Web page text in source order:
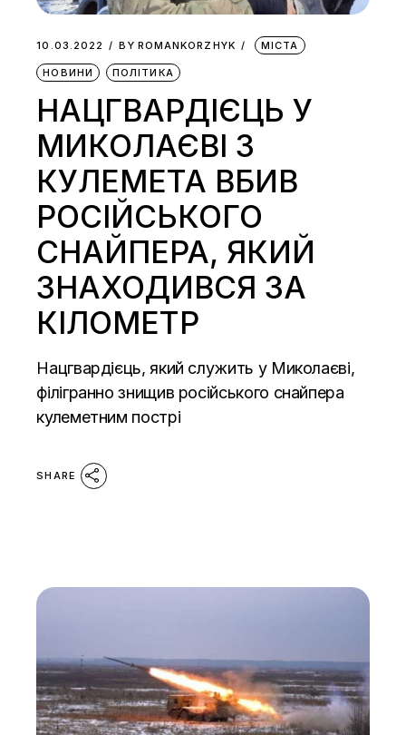
10.03.2022 BY ROMANKORZHYK МІСТА
НОВИНИ ПОЛІТИКА
НАЦГВАРДІЄЦЬ У
МИКОЛАЄВІ З
КУЛЕМЕТА ВБИВ
РОСІЙСЬКОГО
СНАЙПЕРА, ЯКИЙ
ЗНАХОДИВСЯ ЗА
КІЛОМЕТР
Нацгвардієць, який служить у Миколаєві,
філігранно знищив російського снайпера
кулеметним пострі
SHARE